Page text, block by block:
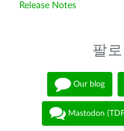
Release Notes
팔로
Our blog
Mastodon